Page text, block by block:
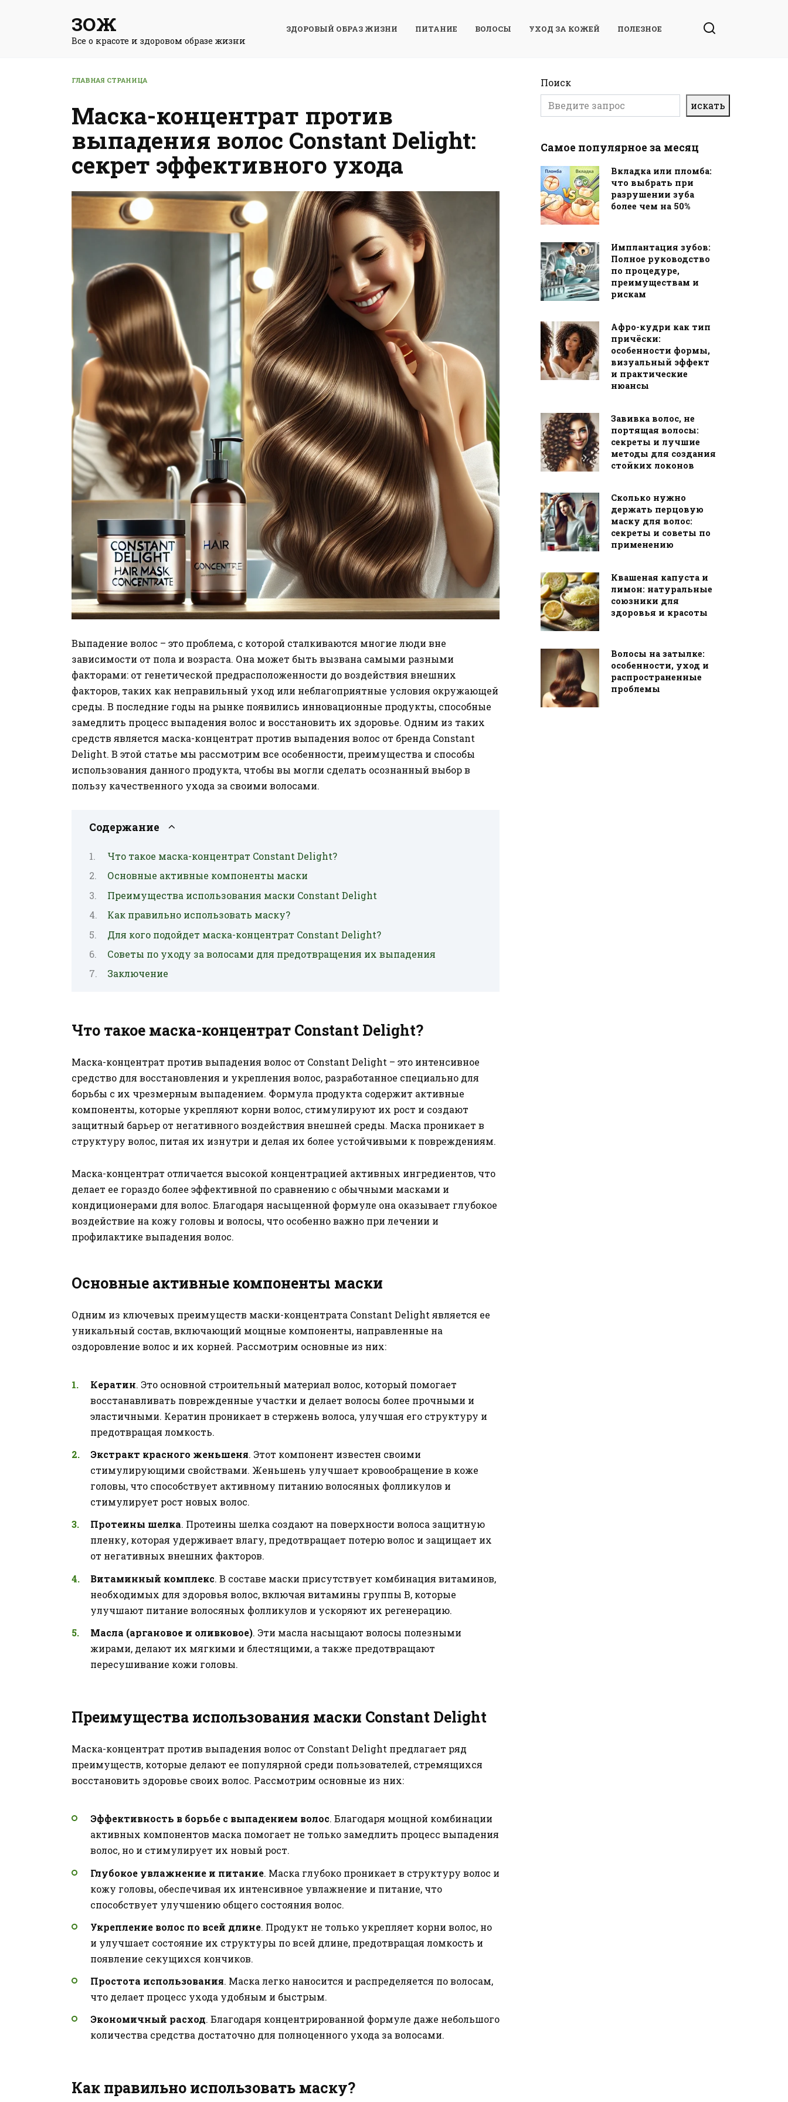
ЗОЖ
Все о красоте и здоровом образе жизни
ЗДОРОВЫЙ ОБРАЗ ЖИЗНИ ПИТАНИЕ ВОЛОСЫ УХОД ЗА КОЖЕЙ ПОЛЕЗНОЕ
ГЛАВНАЯ СТРАНИЦА
Маска-концентрат против
выпадения волос Constant Delight:
секрет эффективного ухода
Выпадение волос – это проблема, с которой сталкиваются многие люди вне
зависимости от пола и возраста. Она может быть вызвана самыми разными
факторами: от генетической предрасположенности до воздействия внешних
факторов, таких как неправильный уход или неблагоприятные условия окружающей
среды. В последние годы на рынке появились инновационные продукты, способные
замедлить процесс выпадения волос и восстановить их здоровье. Одним из таких
средств является маска-концентрат против выпадения волос от бренда Constant
Delight. В этой статье мы рассмотрим все особенности, преимущества и способы
использования данного продукта, чтобы вы могли сделать осознанный выбор в
пользу качественного ухода за своими волосами.
Содержание
Что такое маска-концентрат Constant Delight?
Основные активные компоненты маски
Преимущества использования маски Constant Delight
Как правильно использовать маску?
Для кого подойдет маска-концентрат Constant Delight?
Советы по уходу за волосами для предотвращения их выпадения
Заключение
Что такое маска-концентрат Constant Delight?
Маска-концентрат против выпадения волос от Constant Delight – это интенсивное
средство для восстановления и укрепления волос, разработанное специально для
борьбы с их чрезмерным выпадением. Формула продукта содержит активные
компоненты, которые укрепляют корни волос, стимулируют их рост и создают
защитный барьер от негативного воздействия внешней среды. Маска проникает в
структуру волос, питая их изнутри и делая их более устойчивыми к повреждениям.
Маска-концентрат отличается высокой концентрацией активных ингредиентов, что
делает ее гораздо более эффективной по сравнению с обычными масками и
кондиционерами для волос. Благодаря насыщенной формуле она оказывает глубокое
воздействие на кожу головы и волосы, что особенно важно при лечении и
профилактике выпадения волос.
Основные активные компоненты маски
Одним из ключевых преимуществ маски-концентрата Constant Delight является ее
уникальный состав, включающий мощные компоненты, направленные на
оздоровление волос и их корней. Рассмотрим основные из них:
Кератин. Это основной строительный материал волос, который помогает
восстанавливать поврежденные участки и делает волосы более прочными и
эластичными. Кератин проникает в стержень волоса, улучшая его структуру и
предотвращая ломкость.
Экстракт красного женьшеня. Этот компонент известен своими
стимулирующими свойствами. Женьшень улучшает кровообращение в коже
головы, что способствует активному питанию волосяных фолликулов и
стимулирует рост новых волос.
Протеины шелка. Протеины шелка создают на поверхности волоса защитную
пленку, которая удерживает влагу, предотвращает потерю волос и защищает их
от негативных внешних факторов.
Витаминный комплекс. В составе маски присутствует комбинация витаминов,
необходимых для здоровья волос, включая витамины группы B, которые
улучшают питание волосяных фолликулов и ускоряют их регенерацию.
Масла (аргановое и оливковое). Эти масла насыщают волосы полезными
жирами, делают их мягкими и блестящими, а также предотвращают
пересушивание кожи головы.
Преимущества использования маски Constant Delight
Маска-концентрат против выпадения волос от Constant Delight предлагает ряд
преимуществ, которые делают ее популярной среди пользователей, стремящихся
восстановить здоровье своих волос. Рассмотрим основные из них:
Эффективность в борьбе с выпадением волос. Благодаря мощной комбинации
активных компонентов маска помогает не только замедлить процесс выпадения
волос, но и стимулирует их новый рост.
Глубокое увлажнение и питание. Маска глубоко проникает в структуру волос и
кожу головы, обеспечивая их интенсивное увлажнение и питание, что
способствует улучшению общего состояния волос.
Укрепление волос по всей длине. Продукт не только укрепляет корни волос, но
и улучшает состояние их структуры по всей длине, предотвращая ломкость и
появление секущихся кончиков.
Простота использования. Маска легко наносится и распределяется по волосам,
что делает процесс ухода удобным и быстрым.
Экономичный расход. Благодаря концентрированной формуле даже небольшого
количества средства достаточно для полноценного ухода за волосами.
Как правильно использовать маску?
Поиск
искать
Самое популярное за месяц
Вкладка или пломба:
что выбрать при
разрушении зуба
более чем на 50%
Имплантация зубов:
Полное руководство
по процедуре,
преимуществам и
рискам
Афро-кудри как тип
причёски:
особенности формы,
визуальный эффект
и практические
нюансы
Завивка волос, не
портящая волосы:
секреты и лучшие
методы для создания
стойких локонов
Сколько нужно
держать перцовую
маску для волос:
секреты и советы по
применению
Квашеная капуста и
лимон: натуральные
союзники для
здоровья и красоты
Волосы на затылке:
особенности, уход и
распространенные
проблемы